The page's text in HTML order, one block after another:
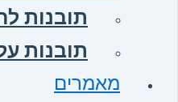
תובנות
תובנות
מאמרים